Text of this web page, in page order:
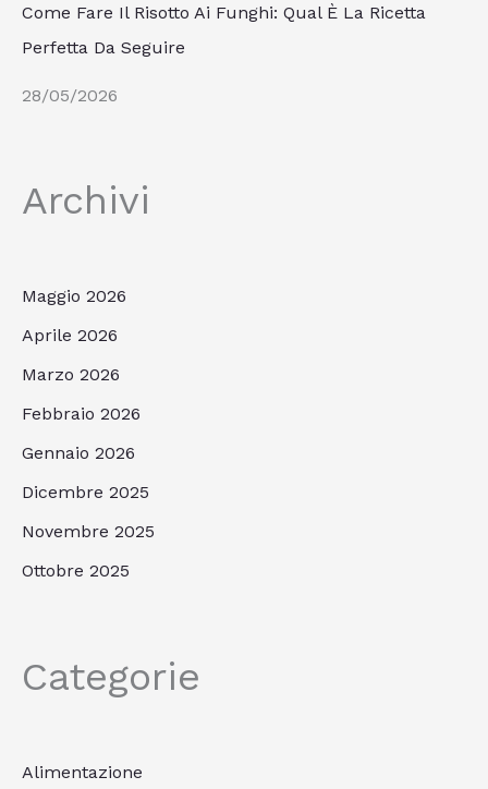
Come Fare Il Risotto Ai Funghi: Qual È La Ricetta
Perfetta Da Seguire
28/05/2026
Archivi
Maggio 2026
Aprile 2026
Marzo 2026
Febbraio 2026
Gennaio 2026
Dicembre 2025
Novembre 2025
Ottobre 2025
Categorie
Alimentazione